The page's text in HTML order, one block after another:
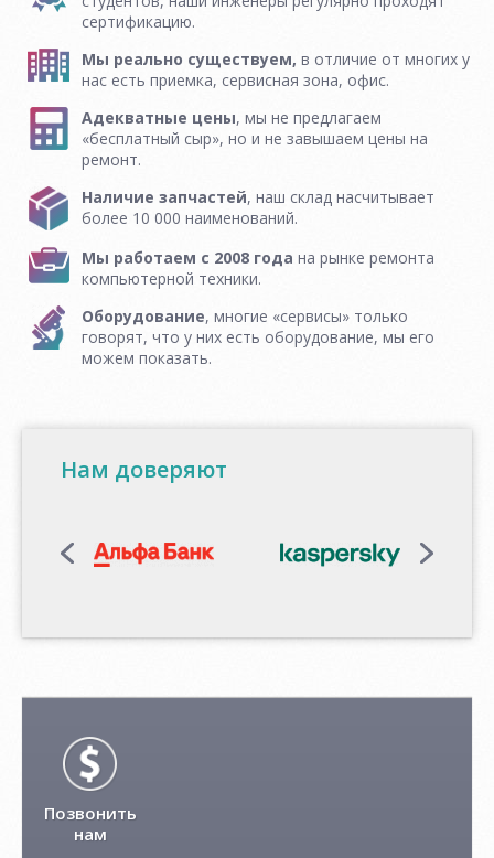
сертификацию.
Мы реально существуем, в отличие от многих у
нас есть приемка, сервисная зона, офис.
Адекватные цены, мы не предлагаем
«бесплатный сыр», но и не завышаем цены на
ремонт.
Наличие запчастей, наш склад насчитывает
более 10 000 наименований.
Мы работаем с 2008 года на рынке ремонта
компьютерной техники.
Оборудование, многие «сервисы» только
говорят, что у них есть оборудование, мы его
можем показать.
Нам доверяют
Позвонить
нам